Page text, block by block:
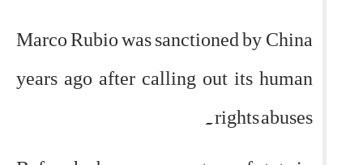
Marco Rubio was sanctioned by China
years ago after calling out its human
rights abuses.